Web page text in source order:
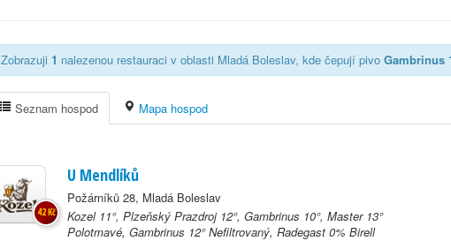
Zobrazuji 1 nalezenou restauraci v oblasti Mladá Boleslav, kde čepují pivo Gambrinus
Seznam hospod Mapa hospod
U Mendlíků
Požárníků 28, Mladá Boleslav
Kozel 11°, Plzeňský Prazdroj 12°, Gambrinus 10°, Master 13°
Polotmavé, Gambrinus 12° Nefiltrovaný, Radegast 0% Birell
42 Kč